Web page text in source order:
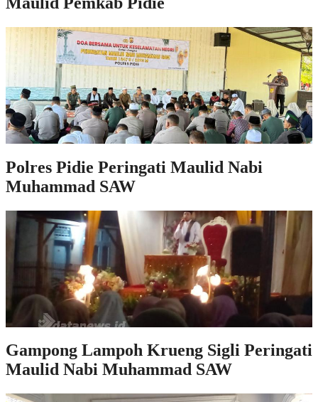
Polres Pidie Peringati Maulid Nabi
Muhammad SAW
Gampong Lampoh Krueng Sigli Peringati
Maulid Nabi Muhammad SAW